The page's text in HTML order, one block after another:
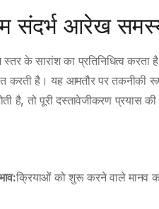
संदर्भ आरेख
के सारांश का प्रतिनिधित्व करता
करती है। यह आमतौर पर तकनीकी
है, तो पूरी दस्तावेजीकरण प्रयास की
क्रियाओं को शुरू करने वाले मानव